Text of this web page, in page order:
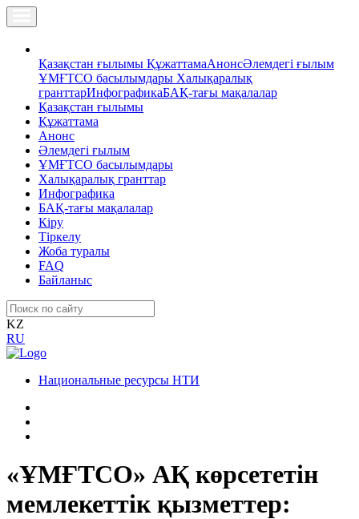
Қазақстан ғылымы ҚұжаттамаАнонсӘлемдегі ғылым
ҰМҒТСО басылымдары Халықаралық
гранттарИнфографикаБАҚ-тағы мақалалар
Қазақстан ғылымы
Құжаттама
Анонс
Әлемдегі ғылым
ҰМҒТСО басылымдары
Халықаралық гранттар
Инфографика
БАҚ-тағы мақалалар
Кіру
Тіркелу
Жоба туралы
FAQ
Байланыс
KZ
RU
Национальные ресурсы НТИ
«ҰМҒТСО» АҚ көрсететін
мемлекеттік қызметтер: